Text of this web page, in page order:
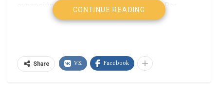
expansión en las Américas desde 2025.Por
segunda vez The Intercept Brasil, la rama
filtrados de la Agencia de Seguridad Nacional
(NSA en inglés), incidió decisivamente en el
CONTINUE READING
Share VK Facebook